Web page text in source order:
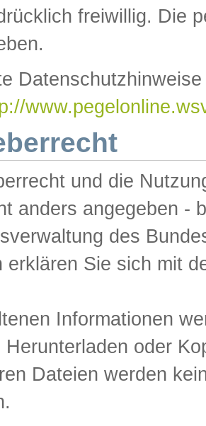
freiwillig. Die
und die
anders angegeben -
des
erklären Sie sich mit
Informationen
Herunterladen oder
Dateien werden